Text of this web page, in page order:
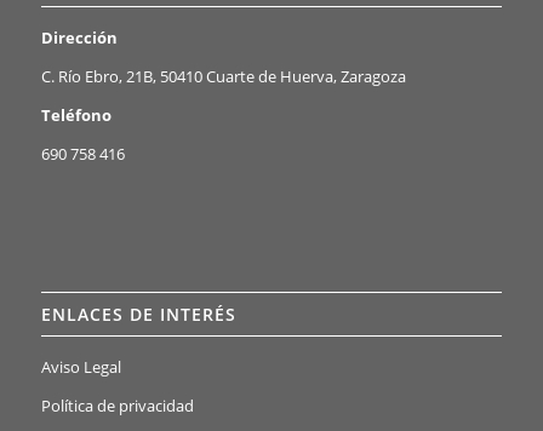
Dirección
C. Río Ebro, 21B, 50410 Cuarte de Huerva, Zaragoza
Teléfono
690 758 416
ENLACES DE INTERÉS
Aviso Legal
Política de privacidad